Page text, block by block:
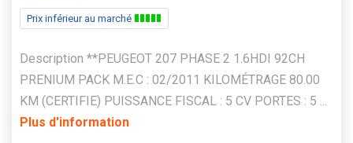
Prix inférieur au marché
Description **PEUGEOT 207 PHASE 2 1.6HDI 92CH
PRENIUM PACK M.E.C : 02/2011 KILOMÉTRAGE 80.00
KM (CERTIFIE) PUISSANCE FISCAL : 5 CV PORTES : 5 ...
Plus d'information